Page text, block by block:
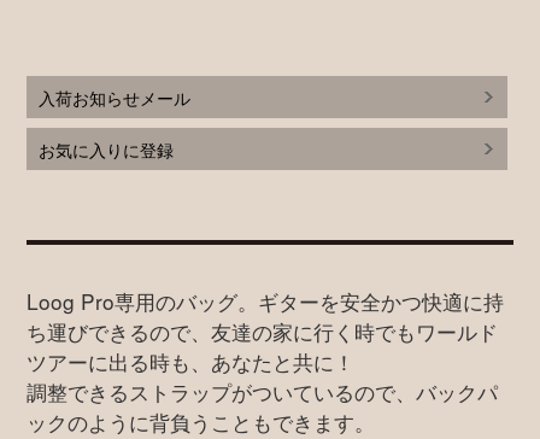
入荷お知らせメール
お気に入りに登録
Loog Pro専用のバッグ。ギターを安全かつ快適に持
ち運びできるので、友達の家に行く時でもワールド
ツアーに出る時も、あなたと共に！
調整できるストラップがついているので、バックパ
ックのように背負うこともできます。